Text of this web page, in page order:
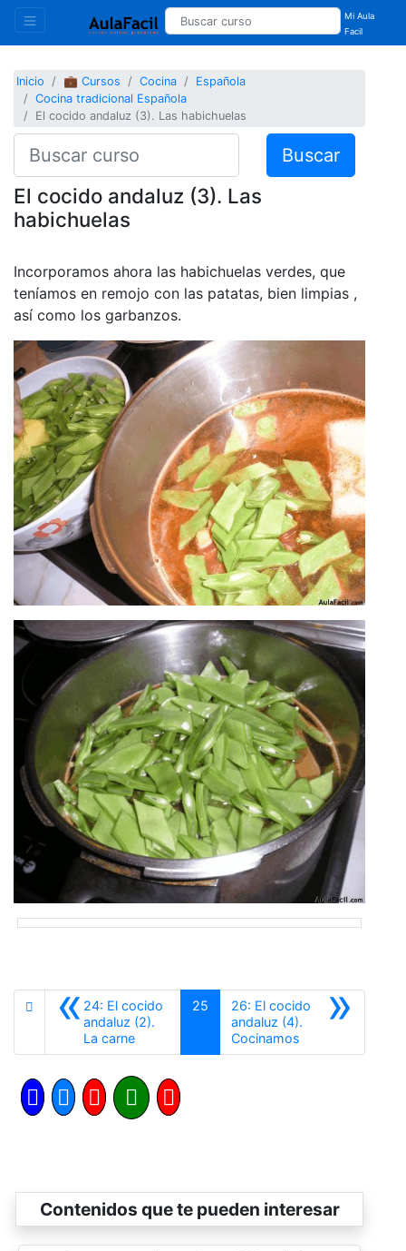
Mi Aula
Facil
Inicio 💼 Cursos Cocina
Española
Cocina tradicional Española
El cocido andaluz (3). Las habichuelas
Buscar
El cocido andaluz (3). Las
habichuelas
Incorporamos ahora las habichuelas verdes, que
teníamos en remojo con las patatas, bien limpias ,
así como los garbanzos.
«24: El cocido
andaluz (2).
La carneAnterior
25 »
26: El cocido
andaluz (4).
Cocinamos
Contenidos que te pueden interesar